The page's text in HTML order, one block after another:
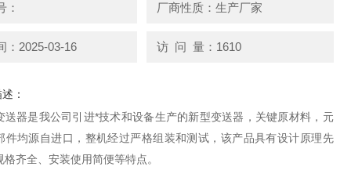
： 厂商性质：生产厂家
：2025-03-16 访 问 量：1610
：
送器是我公司引进*技术和设备生产的新型变送器，关键原材料，元
件均源自进口，整机经过严格组装和测试，该产品具有设计原理先
齐全、安装使用简便等特点。